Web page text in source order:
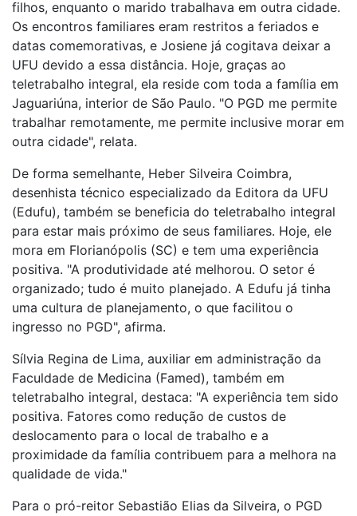
filhos, enquanto o marido trabalhava em outra cidade.
Os encontros familiares eram restritos a feriados e
datas comemorativas, e Josiene já cogitava deixar a
UFU devido a essa distância. Hoje, graças ao
teletrabalho integral, ela reside com toda a família em
Jaguariúna, interior de São Paulo. "O PGD me permite
trabalhar remotamente, me permite inclusive morar em
outra cidade", relata.
De forma semelhante, Heber Silveira Coimbra,
desenhista técnico especializado da Editora da UFU
(Edufu), também se beneficia do teletrabalho integral
para estar mais próximo de seus familiares. Hoje, ele
mora em Florianópolis (SC) e tem uma experiência
positiva. "A produtividade até melhorou. O setor é
organizado; tudo é muito planejado. A Edufu já tinha
uma cultura de planejamento, o que facilitou o
ingresso no PGD", afirma.
Sílvia Regina de Lima, auxiliar em administração da
Faculdade de Medicina (Famed), também em
teletrabalho integral, destaca: "A experiência tem sido
positiva. Fatores como redução de custos de
deslocamento para o local de trabalho e a
proximidade da família contribuem para a melhora na
qualidade de vida."
Para o pró-reitor Sebastião Elias da Silveira, o PGD